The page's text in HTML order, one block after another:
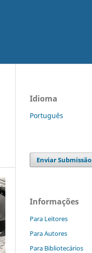
Idioma
Português
Enviar Submissão
Informações
Para Leitores
Para Autores
Para Bibliotecários